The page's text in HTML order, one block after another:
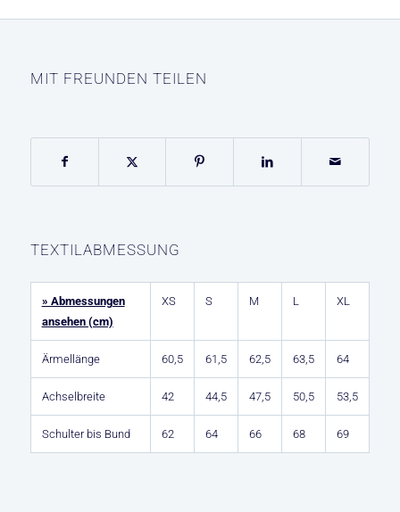
MIT FREUNDEN TEILEN
TEXTILABMESSUNG
» Abmessungen
ansehen (cm)
XS S M L XL
Ärmellänge 60,5 61,5 62,5 63,5 64
Achselbreite 42 44,5 47,5 50,5 53,5
Schulter bis Bund 62 64 66 68 69